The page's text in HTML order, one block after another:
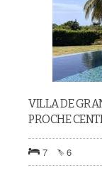
VILLA DE
PROCHE
7 6